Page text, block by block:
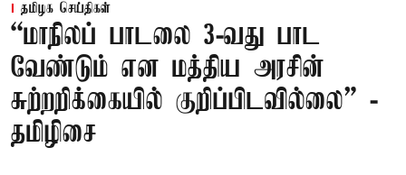
தமிழக செய்திகள்
“மாநிலப் பாடலை 3-வது பாட
வேண்டும் என மத்திய அரசின்
சுற்றறிக்கையில் குறிப்பிடவில்லை” -
தமிழிசை